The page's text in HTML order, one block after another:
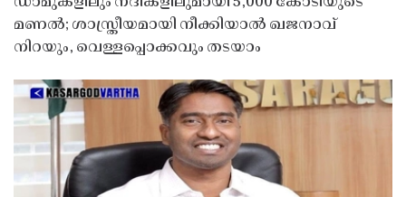
മണൽ; ശാസ്ത്രീയമായി നീക്കിയാൽ ഖജനാവ്
നിറയും, വെള്ളപ്പൊക്കവും തടയാം